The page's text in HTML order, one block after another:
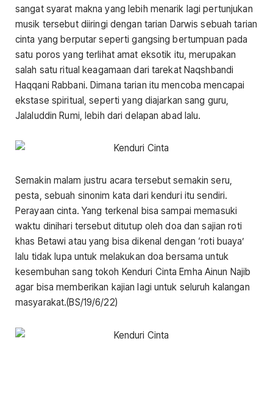
sangat syarat makna yang lebih menarik lagi pertunjukan
musik tersebut diiringi dengan tarian Darwis sebuah tarian
cinta yang berputar seperti gangsing bertumpuan pada
satu poros yang terlihat amat eksotik itu, merupakan
salah satu ritual keagamaan dari tarekat Naqshbandi
Haqqani Rabbani. Dimana tarian itu mencoba mencapai
ekstase spiritual, seperti yang diajarkan sang guru,
Jalaluddin Rumi, lebih dari delapan abad lalu.
Semakin malam justru acara tersebut semakin seru,
pesta, sebuah sinonim kata dari kenduri itu sendiri.
Perayaan cinta. Yang terkenal bisa sampai memasuki
waktu dinihari tersebut ditutup oleh doa dan sajian roti
khas Betawi atau yang bisa dikenal dengan ‘roti buaya’
lalu tidak lupa untuk melakukan doa bersama untuk
kesembuhan sang tokoh Kenduri Cinta Emha Ainun Najib
agar bisa memberikan kajian lagi untuk seluruh kalangan
masyarakat.(BS/19/6/22)